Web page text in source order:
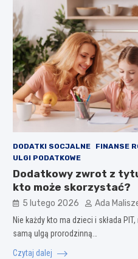
DODATKI SOCJALNE FINANSE
ULGI PODATKOWE
Dodatkowy zwrot z
kto może skorzystać?
5 lutego 2026 Ada
Nie każdy kto ma dzieci i składa
samą ulgą prorodzinną…
Czytaj dalej